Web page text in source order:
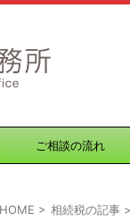
ご相談の流れ
HOME > 相続税の記事 >